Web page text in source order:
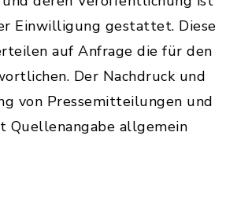
Einwilligung gestattet. Diese
auf Anfrage die für den
Der Nachdruck und
von Pressemitteilungen und
Quellenangabe allgemein